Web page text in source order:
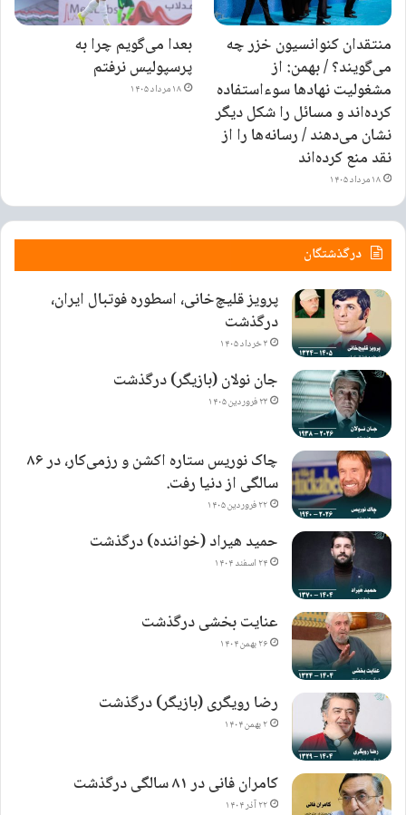
طبق گزارش رویترز، یکی از افراد مطلع به تویوتا گفت که تعرفه‌های سنگین
ترامپ بر واردات مکزیکی می‌تواند این خودروساز را وادار کند تا تولید را به
تگزاس منتقل کند. تویوتا کامیون‌های تاکوما را در دو کارخانه در مکزیک
می‌سازد و سال گذشته بیش از ۲۳۰ هزار دستگاه از این مدل را در ایالات‌متحده
فروخت.
منتقدان کنوانسیون خزر چه
می‌گویند؟ / بهمن: از
مشغولیت نهادها سوءاستفاده
کرده‌اند و مسائل را شکل دیگر
نشان می‌دهند / رسانه‌ها را از
نقد منع کرده‌اند
۱۸ مرداد ۱۴۰۵
بعدا می‌گویم چرا به
پرسپولیس نرفتم
۱۸ مرداد ۱۴۰۵
درگذشتگان
پرویز قلیچ‌خانی، اسطوره فوتبال ایران،
درگذشت
۳ خرداد ۱۴۰۵
جان نولان (بازیگر) درگذشت
۲۳ فروردین ۱۴۰۵
چاک نوریس ستاره اکشن و رزمی‌کار، در ۸۶
سالگی از دنیا رفت.
۲۲ فروردین ۱۴۰۵
حمید هیراد (خواننده) درگذشت
۲۴ اسفند ۱۴۰۴
عنایت بخشی درگذشت
۲۶ بهمن ۱۴۰۴
رضا رویگری (بازیگر) درگذشت
۲ بهمن ۱۴۰۴
کامران فانی در ۸۱ سالگی درگذشت
۲۲ آذر ۱۴۰۴